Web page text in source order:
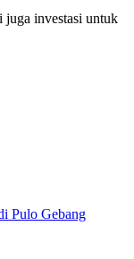
juga investasi untuk
Pulo Gebang